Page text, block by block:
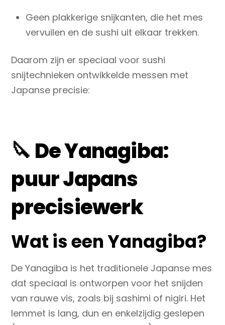
Geen plakkerige snijkanten, die het mes
vervuilen en de sushi uit elkaar trekken.
Daarom zijn er speciaal voor sushi
snijtechnieken ontwikkelde messen met
Japanse precisie:
🔪 De Yanagiba:
puur Japans
precisiewerk
Wat is een Yanagiba?
DeYanagiba is het traditionele Japanse mes
dat speciaal is ontworpen voor het snijden
van rauwe vis, zoals bij sashimi of nigiri. Het
lemmet is lang, dun en enkelzijdig geslepen